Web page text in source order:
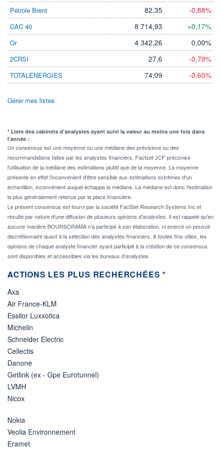
Pétrole Brent 82,35 -0,88%
CAC 40 8 714,93 +0,17%
Or 4 342,26 0,00%
2CRSI 27,6 -0,79%
TOTALENERGIES 74,09 -0,60%
Gérer mes listes
* Liste des cabinets d'analystes ayant suivi la valeur au moins une fois dans
l'année :
Un consensus est une moyenne ou une médiane des prévisions ou des
recommandations faites par les analystes financiers. Factset JCF préconise
l'utilisation de la médiane des estimations plutôt que de la moyenne. La moyenne
présente en effet l'inconvénient d'être sensible aux estimations extrêmes d'un
échantillon, inconvénient auquel échappe la médiane. La médiane est donc l'estimation
la plus généralement retenue par la place financière.
Le présent consensus est fourni par la société FactSet Research Systems Inc et
résulte par nature d'une diffusion de plusieurs opinions d'analystes. Il est rappelé qu'en
aucune manière BOURSORAMA n'a participé à son élaboration, ni exercé un pouvoir
discrétionnaire quant à la sélection des analystes financiers. A toutes fins utiles, les
opinions de chaque analyste financier ayant participé à la création de ce consensus
sont disponibles et accessibles via les bureaux d'analystes.
ACTIONS LES PLUS RECHERCHÉES *
Axa
Air France-KLM
Essilor Luxxotica
Michelin
Schneider Electric
Cellectis
Danone
Getlink (ex - Gpe Eurotunnel)
LVMH
Nicox
Nokia
Veolia Environnement
Eramet